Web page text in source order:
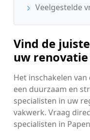
Veelgestelde
Vind de
uw
Het inschakelen
een duurzaam en
specialisten in uw
vakwerk. Vraag
specialisten in